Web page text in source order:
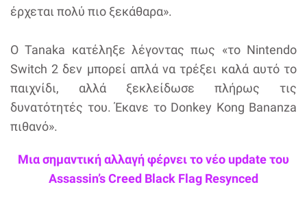
έρχεται πολύ πιο ξεκάθαρα».
Ο Tanaka κατέληξε λέγοντας πως «το Nintendo
Switch 2 δεν μπορεί απλά να τρέξει καλά αυτό το
παιχνίδι, αλλά ξεκλείδωσε πλήρως τις
δυνατότητές του. Έκανε το Donkey Kong Bananza
πιθανό».
Μια σημαντική αλλαγή φέρνει το νέο update του
Assassin’s Creed Black Flag Resynced